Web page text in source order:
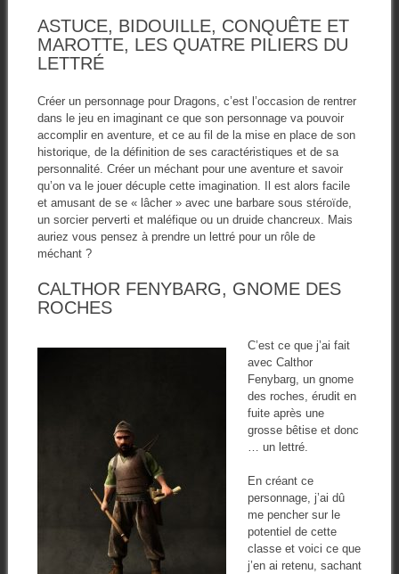
ASTUCE, BIDOUILLE, CONQUÊTE ET
MAROTTE, LES QUATRE PILIERS DU
LETTRÉ
Créer un personnage pour Dragons, c’est l’occasion de rentrer
dans le jeu en imaginant ce que son personnage va pouvoir
accomplir en aventure, et ce au fil de la mise en place de son
historique, de la définition de ses caractéristiques et de sa
personnalité. Créer un méchant pour une aventure et savoir
qu’on va le jouer décuple cette imagination. Il est alors facile
et amusant de se « lâcher » avec une barbare sous stéroïde,
un sorcier perverti et maléfique ou un druide chancreux. Mais
auriez vous pensez à prendre un lettré pour un rôle de
méchant ?
CALTHOR FENYBARG, GNOME DES
ROCHES
C’est ce que j’ai fait
avec Calthor
Fenybarg, un gnome
des roches, érudit en
fuite après une
grosse bêtise et donc
… un lettré.
En créant ce
personnage, j’ai dû
me pencher sur le
potentiel de cette
classe et voici ce que
j’en ai retenu, sachant